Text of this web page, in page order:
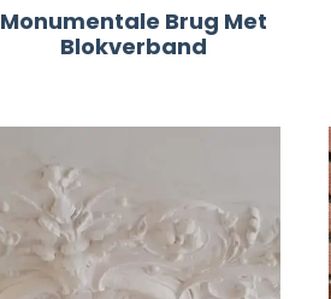
Monumentale Brug Met
Blokverband